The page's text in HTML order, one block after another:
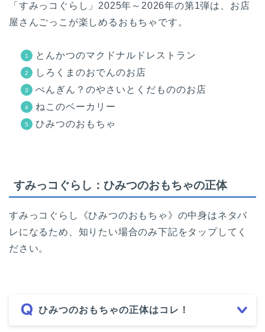
「すみっコぐらし」2025年～2026年の第1弾は、お店
屋さんごっこが楽しめるおもちゃです。
とんかつのマクドナルドレストラン
しろくまのおでんのお店
ぺんぎん？のやさいとくだもののお店
ねこのベーカリー
ひみつのおもちゃ
すみっコぐらし：ひみつのおもちゃの正体
すみっコぐらし《ひみつのおもちゃ》の中身はネタバ
レになるため、知りたい場合のみ下記をタップしてく
ださい。
ひみつのおもちゃの正体はコレ！